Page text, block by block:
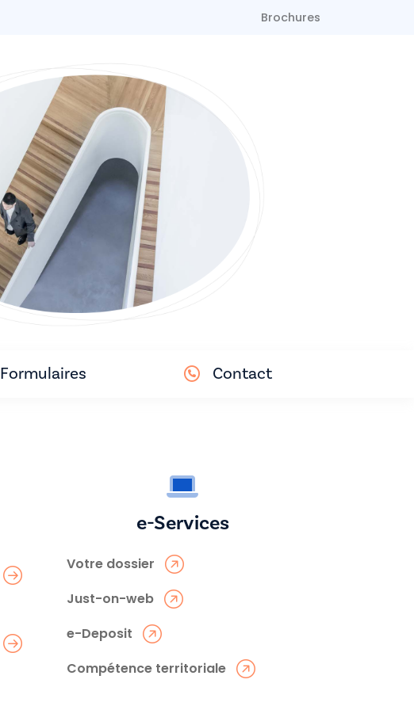
Brochures
Formulaires Contact
e-Services
Votre dossier
Just-on-web
e-Deposit
Compétence territoriale